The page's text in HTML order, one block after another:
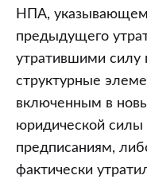
НПА,
предыдущего
утратившими силу
структурные
включенным в
юридической
предписаниям,
фактически